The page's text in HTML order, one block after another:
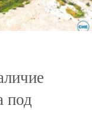
под